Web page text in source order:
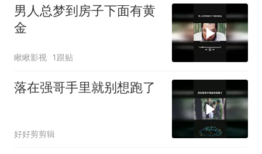
男人总梦到房子下面有黄
金
瞅瞅影视 1跟贴
落在强哥手里就别想跑了
好好剪剪辑